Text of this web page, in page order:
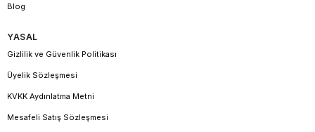
Blog
YASAL
Gizlilik ve Güvenlik Politikası
Üyelik Sözleşmesi
KVKK Aydınlatma Metni
Mesafeli Satış Sözleşmesi